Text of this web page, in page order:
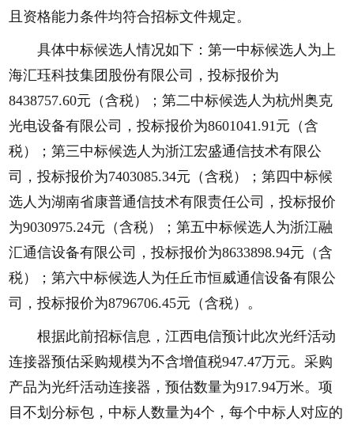
且资格能力条件均符合招标文件规定。
具体中标候选人情况如下：第一中标候选人为上
海汇珏科技集团股份有限公司，投标报价为
8438757.60元（含税）；第二中标候选人为杭州奥克
光电设备有限公司，投标报价为8601041.91元（含
税）；第三中标候选人为浙江宏盛通信技术有限公
司，投标报价为7403085.34元（含税）；第四中标候
选人为湖南省康普通信技术有限责任公司，投标报价
为9030975.24元（含税）；第五中标候选人为浙江融
汇通信设备有限公司，投标报价为8633898.94元（含
税）；第六中标候选人为任丘市恒威通信设备有限公
司，投标报价为8796706.45元（含税）。
根据此前招标信息，江西电信预计此次光纤活动
连接器预估采购规模为不含增值税947.47万元。采购
产品为光纤活动连接器，预估数量为917.94万米。项
目不划分标包，中标人数量为4个，每个中标人对应的